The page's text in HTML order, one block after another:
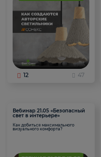
12 47
Вебинар 21.05 «Безопасный
свет в интерьере»
Как добиться максимального
визуального комфорта?